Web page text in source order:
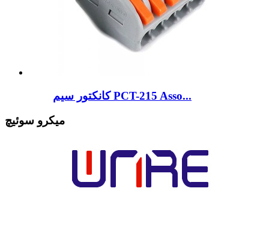
کانکتور سیم PCT-215 Asso...
میکرو سوئیچ